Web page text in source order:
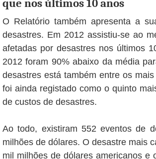
que nos últimos 10 anos
O Relatório também apresenta a
desastres. Em 2012 assistiu-se ao
afetadas por desastres nos últimos
2012 foram 90% abaixo da média
desastres está também entre os
foi ainda registado como o quinto
de custos de desastres.
Ao todo, existiram 552 eventos de
milhões de dólares. O desastre mais
mil milhões de dólares americanos